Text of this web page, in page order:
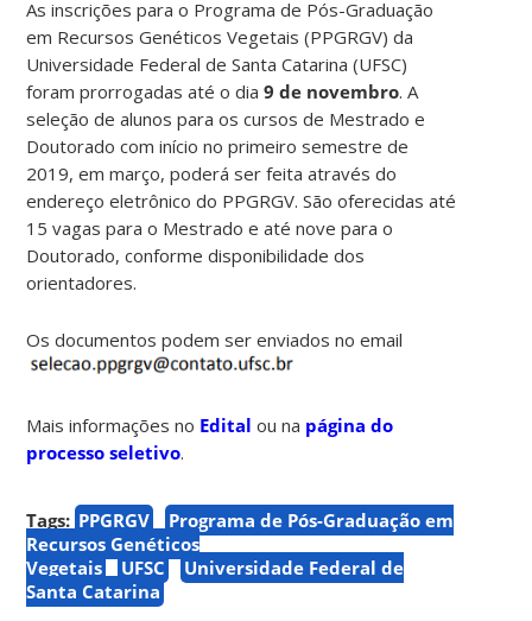
As inscrições para o Programa de Pós-Graduação
em Recursos Genéticos Vegetais (PPGRGV) da
Universidade Federal de Santa Catarina (UFSC)
foram prorrogadas até o dia9 de novembro. A
seleção de alunos para os cursos de Mestrado e
Doutorado com início no primeiro semestre de
2019, em março, poderá ser feita através do
endereço eletrônico do PPGRGV. São oferecidas até
15 vagas para o Mestrado e até nove para o
Doutorado, conforme disponibilidade dos
orientadores.
Os documentos podem ser enviados no email
Mais informações no Edital ou na página do
processo seletivo.
Tags: PPGRGV
Programa de Pós-Graduação em
Recursos Genéticos
Vegetais
UFSC
Universidade Federal de
Santa Catarina